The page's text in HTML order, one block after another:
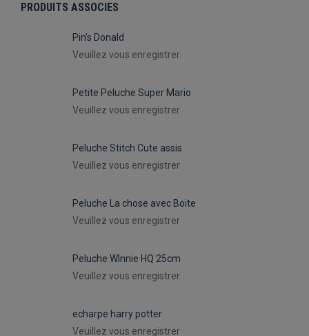
PRODUITS ASSOCIES
Pin's Donald
Veuillez vous enregistrer
Petite Peluche Super Mario
Veuillez vous enregistrer
Peluche Stitch Cute assis
Veuillez vous enregistrer
Peluche La chose avec Boite
Veuillez vous enregistrer
Peluche WInnie HQ 25cm
Veuillez vous enregistrer
echarpe harry potter
Veuillez vous enregistrer